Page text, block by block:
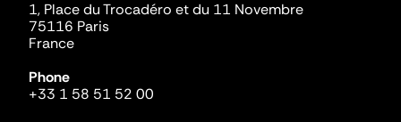
1, Place du Trocadéro et du 11 Novembre
75116 Paris
France
Phone
+33 1 58 51 52 00